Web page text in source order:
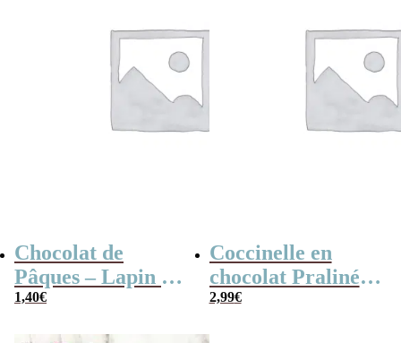
Chocolat de
Pâques – Lapin en
chocolat au lait
1,40€
Coccinelle en
chocolat Praliné x
10
2,99€